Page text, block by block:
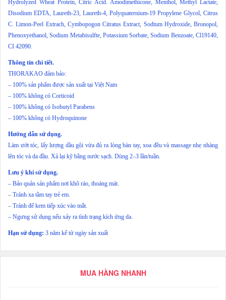
Hydrolyzed Wheat Protein, Citric Acid. Amodimethicone, Menthol, Methyl Lactate,
Disodium EDTA, Laureth-23, Laureth-4, Polyquaternium-19 Propylene Glycol, Citrus
C. Limon-Peel Extrach, Cymbopogon Citratus Extract, Sodtum Hydroxide, Bronopol,
Phenoxyethanol, Sodium Metabisulfte, Potassium Sorbate, Sodium Benzoate, Cl19140,
CI 42090.
Thông tin chi tiết.
THORAKAO đảm bảo:
– 100% sản phẩm được sản xuất tại Việt Nam
– 100% không có Corticoid
– 100% không có Isobutyl Parabens
– 100% không có Hydroquinone
Hướng dẫn sử dụng.
Làm ướt tóc, lấy lượng dầu gội vừa đủ ra lòng bàn tay, xoa đều và massage nhẹ nhàng
lên tóc và da đầu. Xả lại kỹ bằng nước sạch. Dùng 2–3 lần/tuần.
Lưu ý khi sử dụng.
– Bảo quản sản phẩm nơi khô ráo, thoáng mát.
– Tránh xa tầm tay trẻ em.
– Tránh để kem tiếp xúc vào mắt.
– Ngưng sử dụng nếu xảy ra tình trạng kích ứng da.
Hạn sử dụng: 3 năm kể từ ngày sản xuất
MUA HÀNG NHANH